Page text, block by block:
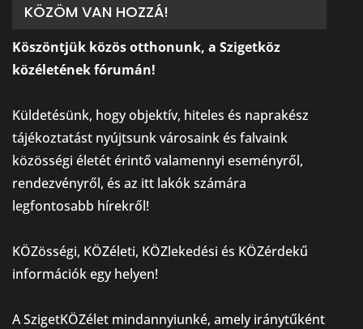
KÖZÖM VAN HOZZÁ!
Köszöntjük közös otthonunk, a Szigetköz
közéletének fórumán!
Küldetésünk, hogy objektív, hiteles és naprakész
tájékoztatást nyújtsunk városaink és falvaink
közösségi életét érintő valamennyi eseményről,
rendezvényről, és az itt lakók számára
legfontosabb hírekről!
KÖZösségi, KÖZéleti, KÖZlekedési és KÖZérdekű
információk egy helyen!
A SzigetKÖZélet mindannyiunké, amely iránytűként